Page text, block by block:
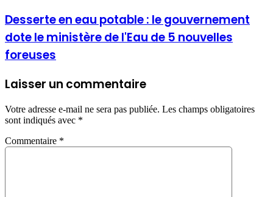
Desserte en eau potable : le gouvernement
dote le ministère de l'Eau de 5 nouvelles
foreuses
Laisser un commentaire
Votre adresse e-mail ne sera pas publiée. Les champs obligatoires
sont indiqués avec *
Commentaire *